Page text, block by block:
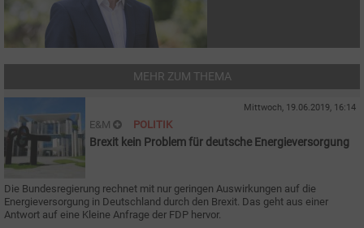
MEHR ZUM THEMA
Mittwoch, 19.06.2019, 16:14
E&M POLITIK
Brexit kein Problem für deutsche Energieversorgung
Die Bundesregierung rechnet mit nur geringen Auswirkungen auf die
Energieversorgung in Deutschland durch den Brexit. Das geht aus einer
Antwort auf eine Kleine Anfrage der FDP hervor.